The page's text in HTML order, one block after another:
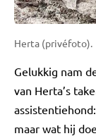
Herta (privéfoto).
Gelukkig nam
van Herta’s
maar wat hij